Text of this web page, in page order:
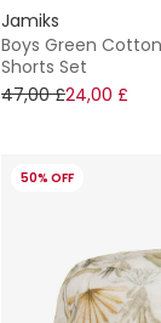
Jamiks
Boys Green
Shorts Set
47,00 £24,00 £
50% OFF